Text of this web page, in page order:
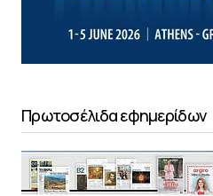
Πρωτοσέλιδα εφημερίδων